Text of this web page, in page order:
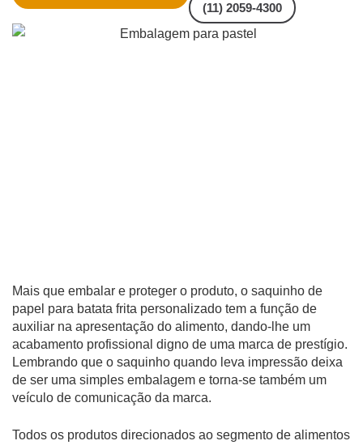
(11) 2059-4300
Mais que embalar e proteger o produto, o saquinho de
papel para batata frita personalizado tem a função de
auxiliar na apresentação do alimento, dando-lhe um
acabamento profissional digno de uma marca de prestígio.
Lembrando que o saquinho quando leva impressão deixa
de ser uma simples embalagem e torna-se também um
veículo de comunicação da marca.
Todos os produtos direcionados ao segmento de alimentos